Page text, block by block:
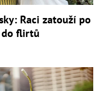
Raci zatouží po
do flirtů